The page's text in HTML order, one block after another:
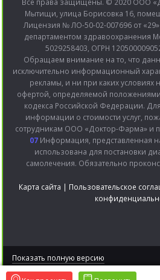
Мытищи, улица Борисовка 16,
Лицензия № ЛО-50-02-007696 от
департаментом здравоохранения
5029258403, ОГРН
Обращаем внимание на то, что
исключительно информационный
рекламы, и ни при каких условиях
офертой, определяемой положениями
кодекса Российской Федерации.
информации о стоимости услуг,
сотрудникам ООО «Доктор-Фарма» и
07Информация, представленная
использована для постановки
самолечения. Обязательно
Карта сайта | Пользовательское
Показать полную версию
2015 © Bitronic версия 2.0